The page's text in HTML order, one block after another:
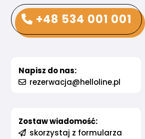
+48 534 001 001
Napisz do nas:
rezerwacja@helloline.pl
Zostaw wiadomość:
skorzystaj z formularza